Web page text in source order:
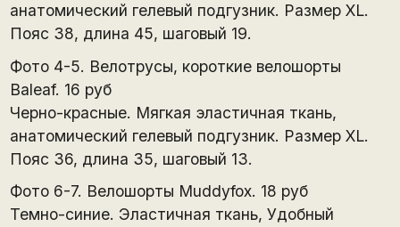
анатомический гелевый подгузник. Размер XL.
Пояс 38, длина 45, шаговый 19.
Фото 4-5. Велотрусы, короткие велошорты
Baleaf. 16 руб
Черно-красные. Мягкая эластичная ткань,
анатомический гелевый подгузник. Размер XL.
Пояс 36, длина 35, шаговый 13.
Фото 6-7. Велошорты Muddyfox. 18 руб
Темно-синие. Эластичная ткань, Удобный